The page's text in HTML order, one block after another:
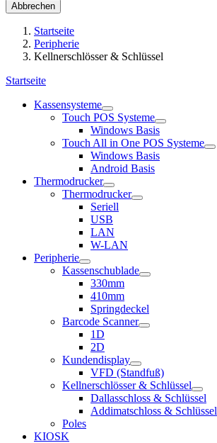
Abbrechen
Startseite
Peripherie
Kellnerschlösser & Schlüssel
Startseite
Kassensysteme
Touch POS Systeme
Windows Basis
Touch All in One POS Systeme
Windows Basis
Android Basis
Thermodrucker
Thermodrucker
Seriell
USB
LAN
W-LAN
Peripherie
Kassenschublade
330mm
410mm
Springdeckel
Barcode Scanner
1D
2D
Kundendisplay
VFD (Standfuß)
Kellnerschlösser & Schlüssel
Dallasschloss & Schlüssel
Addimatschloss & Schlüssel
Poles
KIOSK